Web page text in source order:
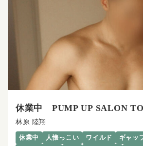
休業中 PUMP UP SALON
林原 陸翔
休業中 人懐っこい ワイルド
ギャッ